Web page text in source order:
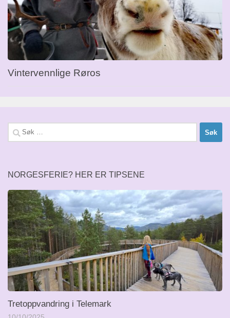
Vintervennlige Røros
Søk
etter:
NORGESFERIE? HER ER TIPSENE
Tretoppvandring i Telemark